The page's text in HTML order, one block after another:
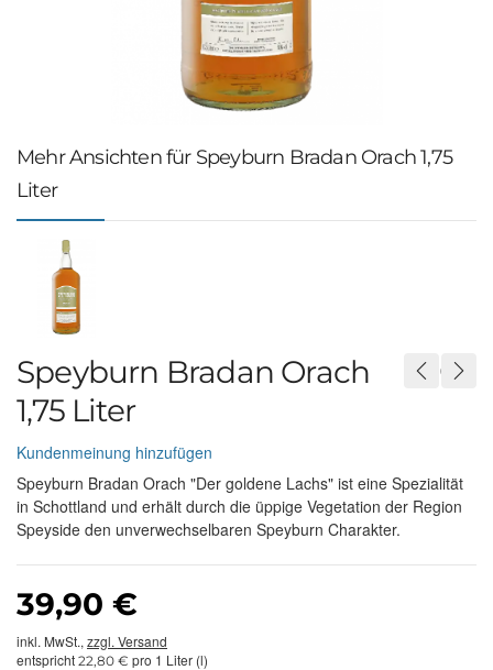
Mehr Ansichten für Speyburn Bradan Orach 1,75
Liter
Speyburn Bradan Orach
1,75 Liter
Kundenmeinung hinzufügen
Speyburn Bradan Orach "Der goldene Lachs" ist eine Spezialität
in Schottland und erhält durch die üppige Vegetation der Region
Speyside den unverwechselbaren Speyburn Charakter.
39,90 €
inkl. MwSt., zzgl. Versand
entspricht 22,80 € pro 1 Liter (l)